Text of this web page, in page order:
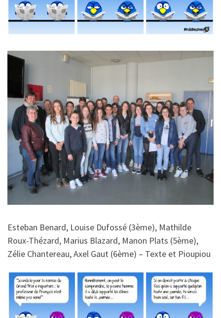
Esteban Benard, Louise Dufossé (3ème), Mathilde
Roux-Thézard, Marius Blazard, Manon Plats (5ème),
Zélie Chantereau, Axel Gaut (6ème) – Texte et Pioupiou